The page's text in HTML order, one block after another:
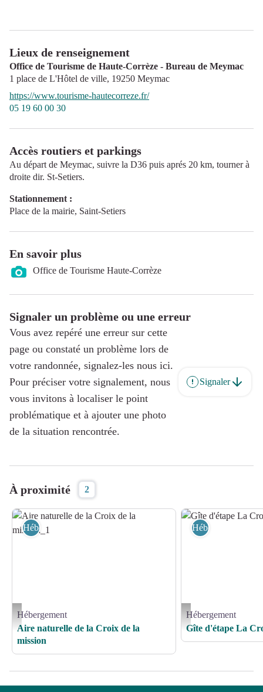
Lieux de renseignement
Office de Tourisme de Haute-Corrèze - Bureau de Meymac
1 place de L'Hôtel de ville, 19250 Meymac
https://www.tourisme-hautecorreze.fr/
05 19 60 00 30
Accès routiers et parkings
Au départ de Meymac, suivre la D36 puis aprés 20 km, tourner à
droite dir. St-Setiers.
Stationnement :
Place de la mairie, Saint-Setiers
En savoir plus
Office de Tourisme Haute-Corrèze
Signaler un problème ou une erreur
Vous avez repéré une erreur sur cette
page ou constaté un problème lors de
votre randonnée, signalez-les nous ici.
Pour préciser votre signalement, nous
vous invitons à localiser le point
problématique et à ajouter une photo
de la situation rencontrée.
Signaler
À proximité 2
Aire naturelle de la Croix de la mission_1 - Office de Tourisme de Haute Corrèze
Hébergement
Hébergement
Aire naturelle de la Croix de la
mission
Gîte d'étape La Croix de
Hébergement
Hébergement
Gîte d'étape La